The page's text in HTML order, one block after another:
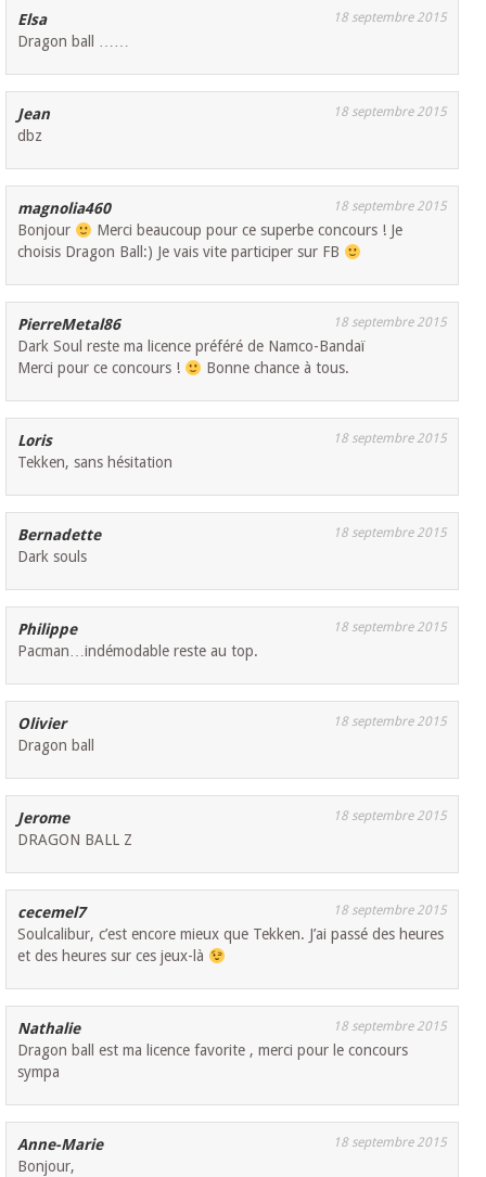
Elsa 18 septembre 2015
Dragon ball ……
Jean 18 septembre 2015
dbz
magnolia460 18 septembre 2015
Bonjour
Merci beaucoup pour ce superbe concours ! Je
choisis Dragon Ball:) Je vais vite participer sur FB
PierreMetal86 18 septembre 2015
Dark Soul reste ma licence préféré de Namco-Bandaï
Merci pour ce concours !
Bonne chance à tous.
Loris 18 septembre 2015
Tekken, sans hésitation
Bernadette 18 septembre 2015
Dark souls
Philippe 18 septembre 2015
Pacman…indémodable reste au top.
Olivier 18 septembre 2015
Dragon ball
Jerome 18 septembre 2015
DRAGON BALL Z
cecemel7 18 septembre 2015
Soulcalibur, c’est encore mieux que Tekken. J’ai passé des heures
et des heures sur ces jeux-là
Nathalie 18 septembre 2015
Dragon ball est ma licence favorite , merci pour le concours
sympa
Anne-Marie 18 septembre 2015
Bonjour,